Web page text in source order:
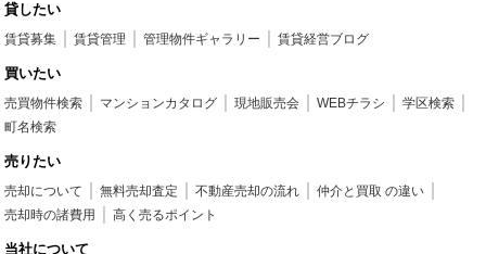
貸したい
賃貸募集 賃貸管理 管理物件ギャラリー 賃貸経営ブログ
買いたい
売買物件検索 マンションカタログ 現地販売会 WEBチラシ
学区検索
町名検索
売りたい
売却について 無料売却査定 不動産売却の流れ
仲介と買取 の違い
売却時の諸費用
高く売るポイント
当社について